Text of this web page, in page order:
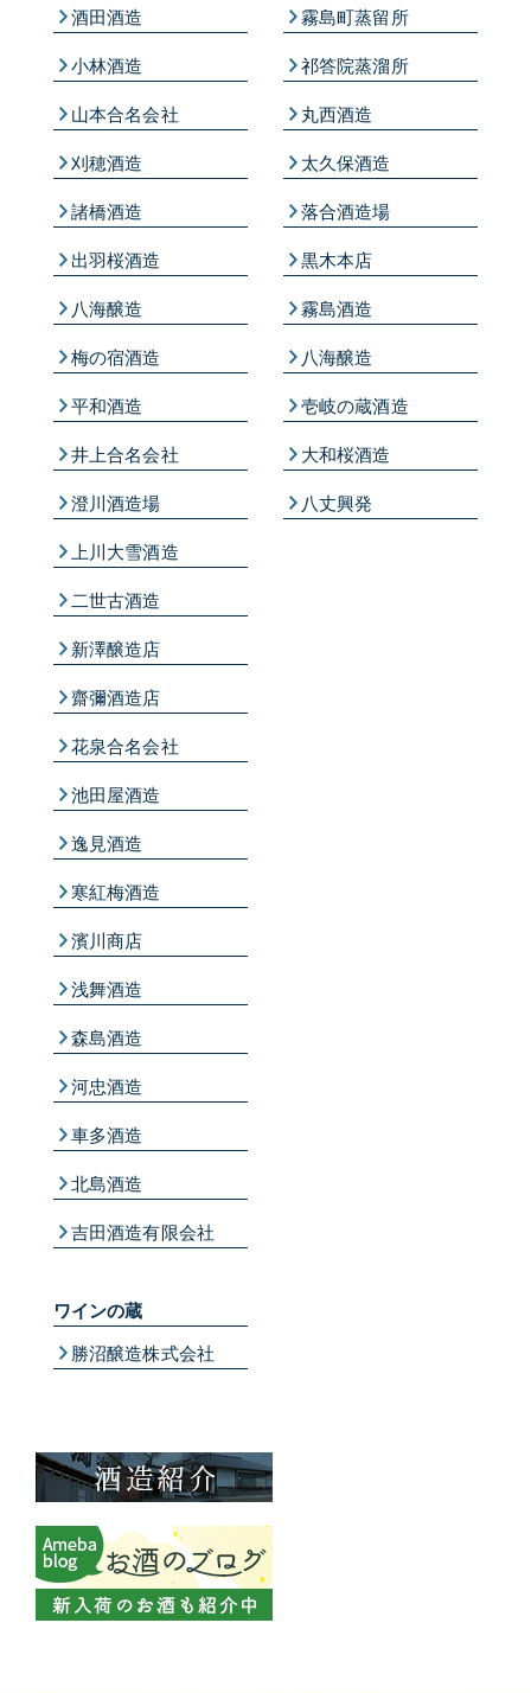
酒田酒造
小林酒造
山本合名会社
刈穂酒造
諸橋酒造
出羽桜酒造
八海醸造
梅の宿酒造
平和酒造
井上合名会社
澄川酒造場
上川大雪酒造
二世古酒造
新澤醸造店
齋彌酒造店
花泉合名会社
池田屋酒造
逸見酒造
寒紅梅酒造
濱川商店
浅舞酒造
森島酒造
河忠酒造
車多酒造
北島酒造
吉田酒造有限会社
霧島町蒸留所
祁答院蒸溜所
丸西酒造
太久保酒造
落合酒造場
黒木本店
霧島酒造
八海醸造
壱岐の蔵酒造
大和桜酒造
八丈興発
ワインの蔵
勝沼醸造株式会社